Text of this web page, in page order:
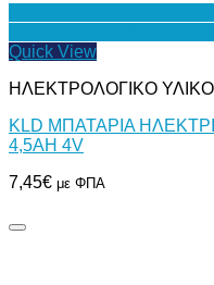
Quick View
ΗΛΕΚΤΡΟΛΟΓΙΚΟ ΥΛΙΚΟ
KLD ΜΠΑΤΑΡΙΑ
4,5AH 4V
7,45€ με ΦΠΑ